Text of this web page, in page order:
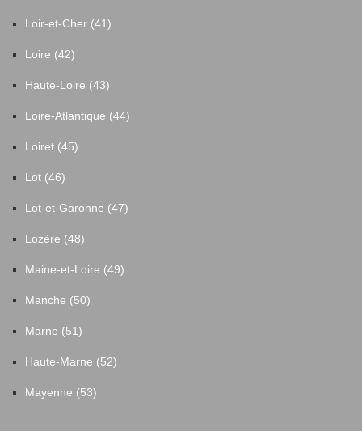
Loir-et-Cher (41)
Loire (42)
Haute-Loire (43)
Loire-Atlantique (44)
Loiret (45)
Lot (46)
Lot-et-Garonne (47)
Lozère (48)
Maine-et-Loire (49)
Manche (50)
Marne (51)
Haute-Marne (52)
Mayenne (53)